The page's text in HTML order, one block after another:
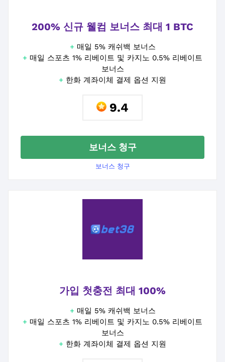
200% 신규 웰컴 보너스 최대 1 BTC
+ 매일 5% 캐쉬백 보너스
+ 매일 스포츠 1% 리베이트 및 카지노 0.5% 리베이트
보너스
+ 한화 계좌이체 결제 옵션 지원
9.4
보너스 청구
보너스 청구
가입 첫충전 최대 100%
+ 매일 5% 캐쉬백 보너스
+ 매일 스포츠 1% 리베이트 및 카지노 0.5% 리베이트
보너스
+ 한화 계좌이체 결제 옵션 지원